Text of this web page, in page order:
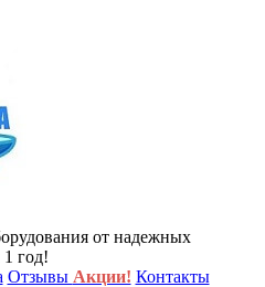
от надежных
1 год!
Отзывы Акции! Контакты